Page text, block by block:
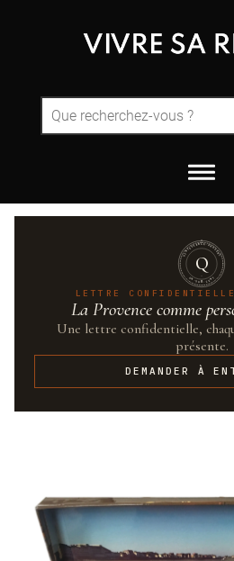
QUINTESSENCE·PROVENCE
UN·SUR·CENT
Q
LETTRE
La Provence comme
Une lettre confidentielle,
présente.
DEMANDER À